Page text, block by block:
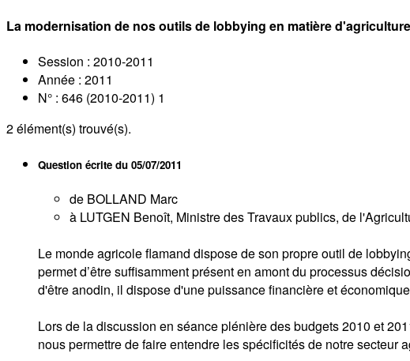
La modernisation de nos outils de lobbying en matière d'agriculture
Session : 2010-2011
Année : 2011
N° : 646 (2010-2011) 1
2élément(s) trouvé(s).
Question écrite du 05/07/2011
de BOLLAND Marc
à LUTGEN Benoît, Ministre des Travaux publics, de
Le monde agricole flamand dispose de son propre outil de
permet d’être suffisamment présent en amont du processus
d'être anodin, il dispose d'une puissance financière et
Lors de la discussion en séance plénière des budgets 2010 et
nous permettre de faire entendre les spécificités de notre secteur